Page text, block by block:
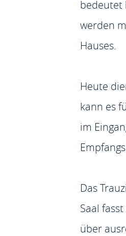
bedeutet
werden
Hauses.
Heute
kann es
im
Das
Saal
über